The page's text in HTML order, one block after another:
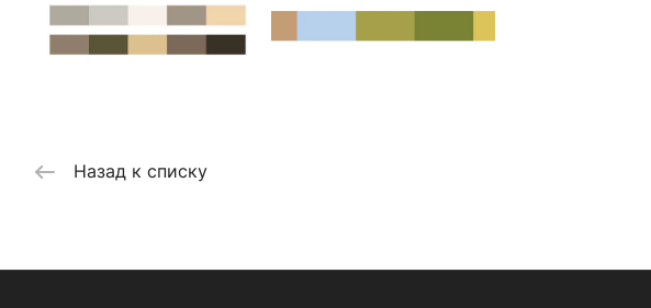
Назад к списку